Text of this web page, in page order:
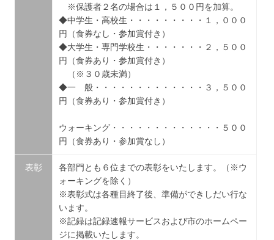
※保護者２名の場合は１，５００円を加算。
◆中学生・高校生・・・・・・・・・１，０００
円（食券なし・参加賞付き）
◆大学生・専門学校生・・・・・・・２，５００
円（食券あり・参加賞付き）
（※３０歳未満）
◆一 般・・・・・・・・・・・・・３，５００
円（食券あり・参加賞付き）
ウォーキング・・・・・・・・・・・・・５００
円（食券あり・参加賞なし）
表彰
各部門とも６位までの表彰をいたします。（※ウ
ォーキングを除く）
※表彰式は各種目終了後、準備ができしだい行な
います。
※記録は記録速報サービスおよび市のホームペー
ジに掲載いたします。